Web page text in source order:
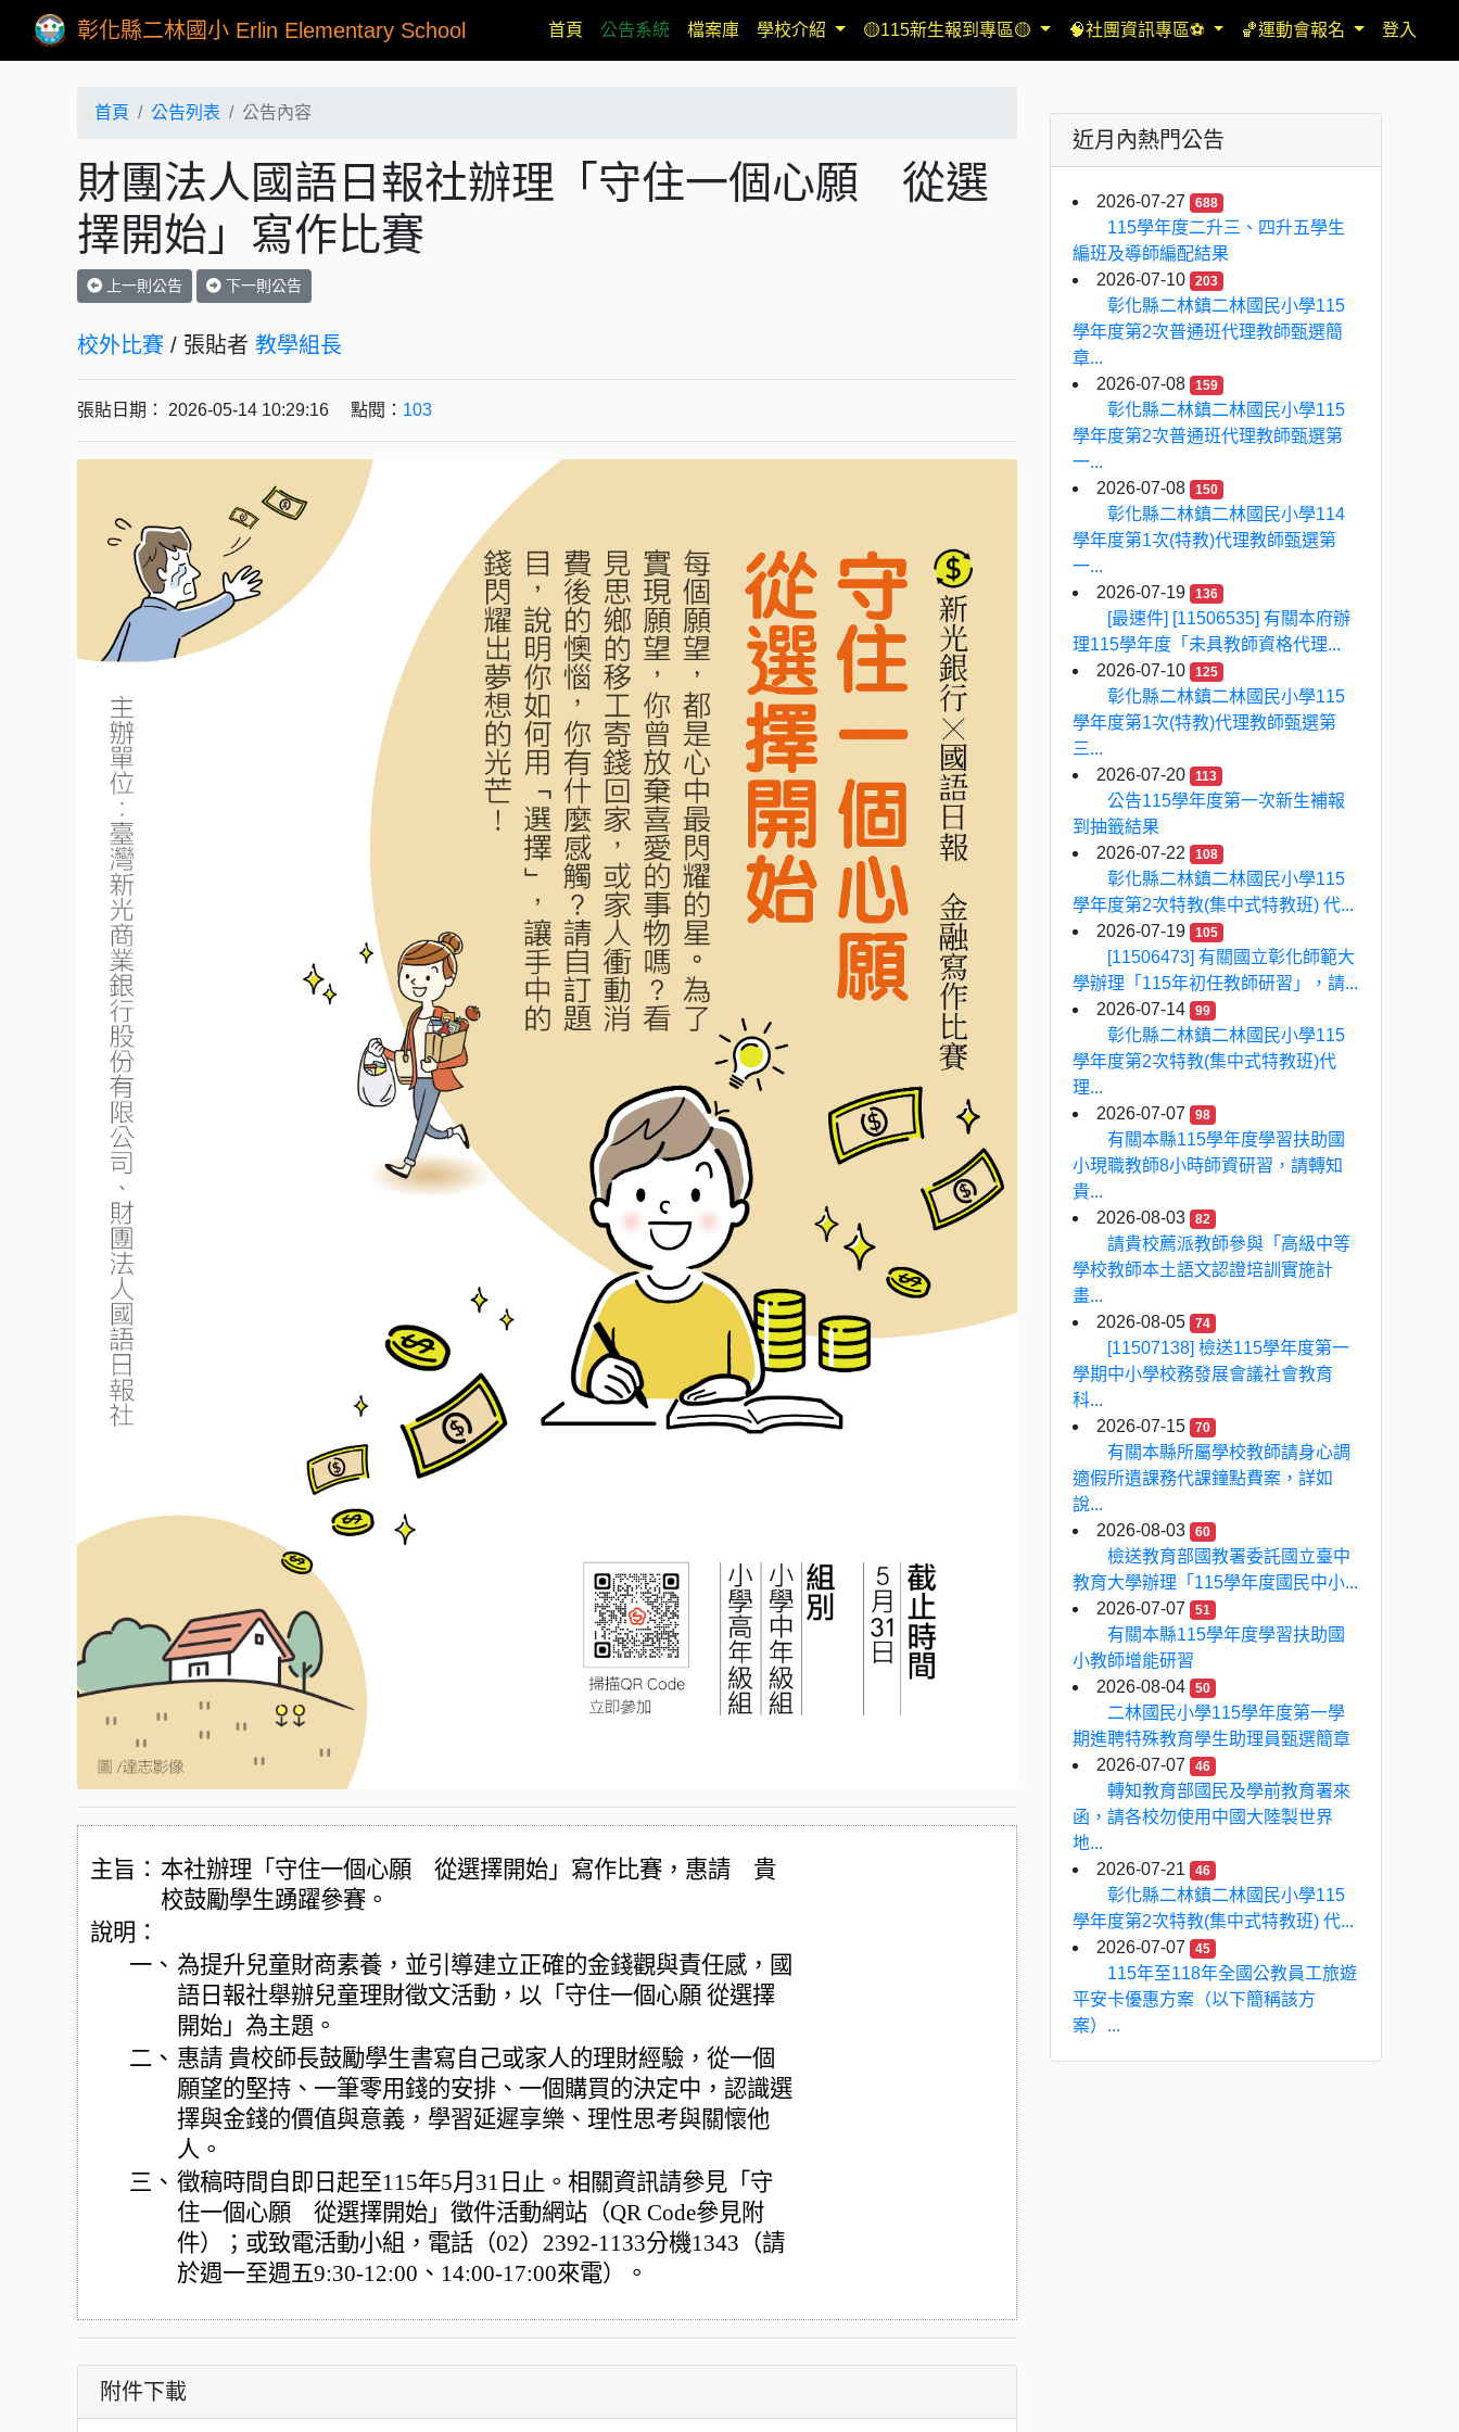
彰化縣二林國小 Erlin Elementary School 首頁 (current)
公告系統 檔案庫 學校介紹 🟡115新生報到專區🟡 🧠社團資訊專區⚽ 🏀運動會報名 登入
首頁 公告列表 公告內容
財團法人國語日報社辦理「守住一個心願 從選
擇開始」寫作比賽
上一則公告 下一則公告
校外比賽 / 張貼者 教學組長
張貼日期： 2026-05-14 10:29:16 點閱： 103
主旨： 本社辦理「守住一個心願 從選擇開始」寫作比賽，惠請 貴
校鼓勵學生踴躍參賽。
說明：
一、 為提升兒童財商素養，並引導建立正確的金錢觀與責任感，國
語日報社舉辦兒童理財徵文活動，以「守住一個心願 從選擇
開始」為主題。
二、 惠請 貴校師長鼓勵學生書寫自己或家人的理財經驗，從一個
願望的堅持、一筆零用錢的安排、一個購買的決定中，認識選
擇與金錢的價值與意義，學習延遲享樂、理性思考與關懷他
人。
三、 徵稿時間自即日起至115年5月31日止。相關資訊請參見「守
住一個心願 從選擇開始」徵件活動網站（QR Code參見附
件）；或致電活動小組，電話（02）2392-1133分機1343（請
於週一至週五9:30-12:00、14:00-17:00來電）。
附件下載
近月內熱門公告
2026-07-27 688
115學年度二升三、四升五學生
編班及導師編配結果
2026-07-10
203
彰化縣二林鎮二林國民小學115
學年度第2次普通班代理教師甄選簡
章...
2026-07-08
159
彰化縣二林鎮二林國民小學115
學年度第2次普通班代理教師甄選第
一...
2026-07-08
150
彰化縣二林鎮二林國民小學114
學年度第1次(特教)代理教師甄選第
一...
2026-07-19
136
[最速件] [11506535] 有關本府辦
理115學年度「未具教師資格代理...
2026-07-10
125
彰化縣二林鎮二林國民小學115
學年度第1次(特教)代理教師甄選第
三...
2026-07-20
113
公告115學年度第一次新生補報
到抽籤結果
2026-07-22
108
彰化縣二林鎮二林國民小學115
學年度第2次特教(集中式特教班) 代...
2026-07-19
105
[11506473] 有關國立彰化師範大
學辦理「115年初任教師研習」，請...
2026-07-14
99
彰化縣二林鎮二林國民小學115
學年度第2次特教(集中式特教班)代
理...
2026-07-07
98
有關本縣115學年度學習扶助國
小現職教師8小時師資研習，請轉知
貴...
2026-08-03
82
請貴校薦派教師參與「高級中等
學校教師本土語文認證培訓實施計
畫...
2026-08-05
74
[11507138] 檢送115學年度第一
學期中小學校務發展會議社會教育
科...
2026-07-15
70
有關本縣所屬學校教師請身心調
適假所遺課務代課鐘點費案，詳如
說...
2026-08-03
60
檢送教育部國教署委託國立臺中
教育大學辦理「115學年度國民中小...
2026-07-07
51
有關本縣115學年度學習扶助國
小教師增能研習
2026-08-04
50
二林國民小學115學年度第一學
期進聘特殊教育學生助理員甄選簡章
2026-07-07
46
轉知教育部國民及學前教育署來
函，請各校勿使用中國大陸製世界
地...
2026-07-21
46
彰化縣二林鎮二林國民小學115
學年度第2次特教(集中式特教班) 代...
2026-07-07
45
115年至118年全國公教員工旅遊
平安卡優惠方案（以下簡稱該方
案）...